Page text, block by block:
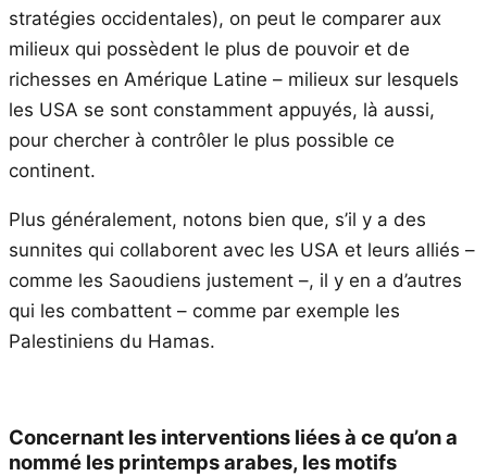
stratégies occidentales), on peut le comparer aux
milieux qui possèdent le plus de pouvoir et de
richesses en Amérique Latine – milieux sur lesquels
les USA se sont constamment appuyés, là aussi,
pour chercher à contrôler le plus possible ce
continent.
Plus généralement, notons bien que, s’il y a des
sunnites qui collaborent avec les USA et leurs alliés –
comme les Saoudiens justement –, il y en a d’autres
qui les combattent – comme par exemple les
Palestiniens du Hamas.
Concernant les interventions liées à ce qu’on a
nommé les printemps arabes, les motifs